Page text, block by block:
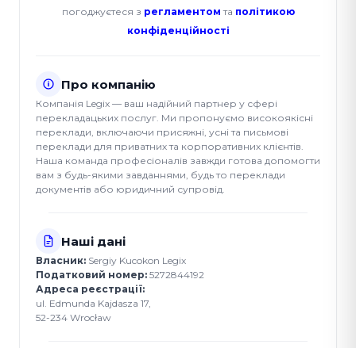
погоджуєтеся з регламентом та політикою
конфіденційності
Про компанію
Компанія Legix — ваш надійний партнер у сфері
перекладацьких послуг. Ми пропонуємо високоякісні
переклади, включаючи присяжні, усні та письмові
переклади для приватних та корпоративних клієнтів.
Наша команда професіоналів завжди готова допомогти
вам з будь-якими завданнями, будь то переклади
документів або юридичний супровід.
Наші дані
Власник: Sergiy Kucokon Legix
Податковий номер: 5272844192
Адреса реєстрації:
ul. Edmunda Kajdasza 17,
52-234 Wrocław